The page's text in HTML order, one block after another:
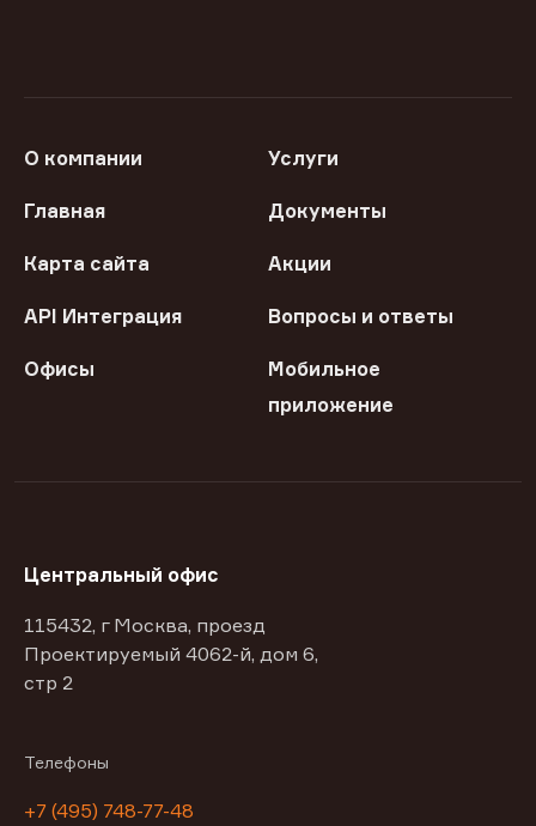
О компании Услуги
Главная Документы
Карта сайта Акции
API Интеграция Вопросы и ответы
Офисы
Мобильное
приложение
Центральный офис
115432, г Москва, проезд
Проектируемый 4062-й, дом 6,
стр 2
Телефоны
+7 (495) 748-77-48